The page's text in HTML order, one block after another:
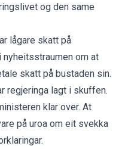
og den same
lågare skatt på
nyheitsstraumen om at
skatt på bustaden sin.
regjeringa lagt i skuffen.
klar over. At
på uroa om eit svekka